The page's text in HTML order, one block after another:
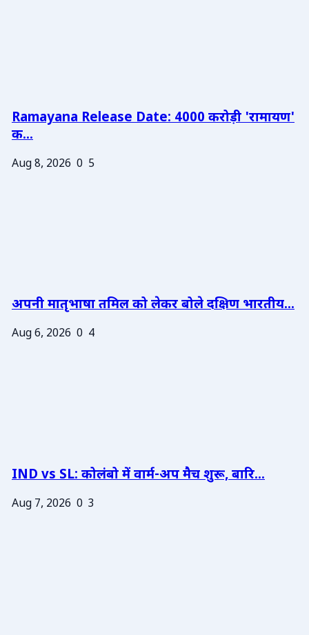
Ramayana Release Date: 4000 करोड़ी 'रामायण'
क...
Aug 8, 2026 0 5
अपनी मातृभाषा तमिल को लेकर बोले दक्षिण भारतीय...
Aug 6, 2026 0 4
IND vs SL: कोलंबो में वार्म-अप मैच शुरू, बारि...
Aug 7, 2026 0 3